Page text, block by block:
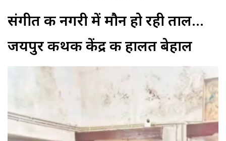
संगीत की नगरी में मौन हो रही ताल...
जयपुर कथक केंद्र की हालत बेहाल